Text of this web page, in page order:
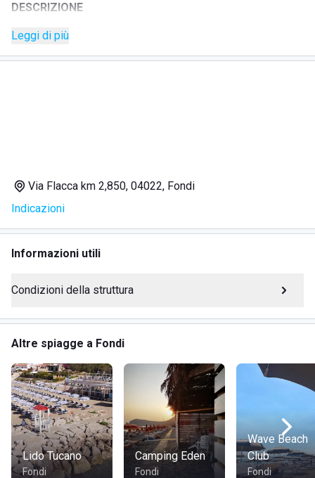
DESCRIZIONE
La Lucciola si trova a Fondi (LT), lungo Via Flacca. Una
posizione pratica per chi desidera trascorrere la giornata in
lettini
ombrelloni
bar/ristorante
COME RAGGIUNGERE
Inserisci l’indirizzo Via Flacca, km 2,950, 04022 Fondi LT
nel navigatore.
Leggi di più
Via Flacca km 2,850, 04022, Fondi
Indicazioni
Informazioni utili
Condizioni della struttura
Altre spiagge a Fondi
Lido Tucano
Fondi
Camping Eden
Fondi
Wave Beach
Club
Fondi